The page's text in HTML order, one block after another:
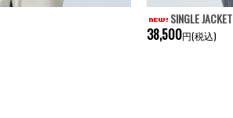
SINGLE JACKET
38,500円(税込)